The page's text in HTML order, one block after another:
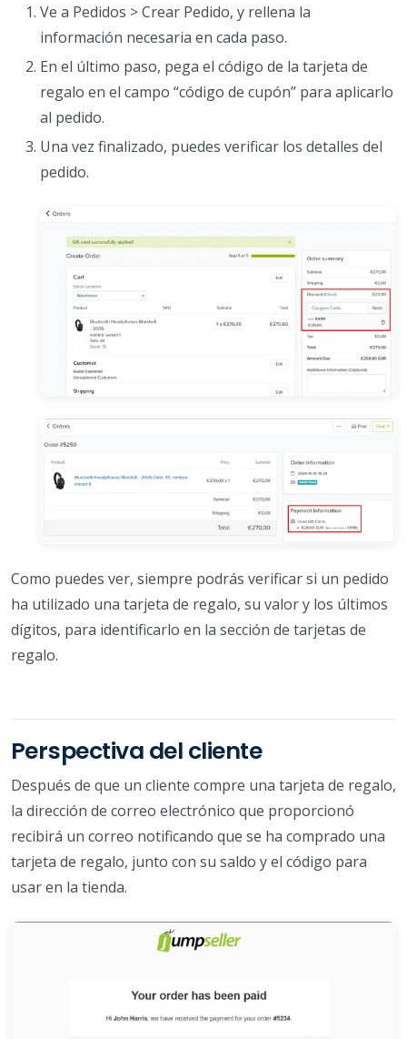
Ve a Pedidos > Crear Pedido, y rellena la
información necesaria en cada paso.
En el último paso, pega el código de la tarjeta de
regalo en el campo “código de cupón” para aplicarlo
al pedido.
Una vez finalizado, puedes verificar los detalles del
pedido.
Como puedes ver, siempre podrás verificar si un pedido
ha utilizado una tarjeta de regalo, su valor y los últimos
dígitos, para identificarlo en la sección de tarjetas de
regalo.
Perspectiva del cliente
Después de que un cliente compre una tarjeta de regalo,
la dirección de correo electrónico que proporcionó
recibirá un correo notificando que se ha comprado una
tarjeta de regalo, junto con su saldo y el código para
usar en la tienda.